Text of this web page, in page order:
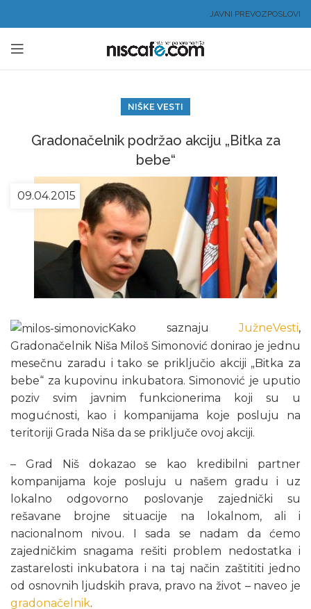
JAVNI PREVOZPOSLOVI
NIŠKE VESTI
Gradonačelnik podržao akciju „Bitka za
bebe“
09.04.2015
Kako saznajuJužneVesti,
Gradonačelnik Niša Miloš Simonović donirao je jednu
mesečnu zaradu i tako se priključio akciji „Bitka za
bebe“ za kupovinu inkubatora. Simonović je uputio
poziv svim javnim funkcionerima koji su u
mogućnosti, kao i kompanijama koje posluju na
teritoriji Grada Niša da se priključe ovoj akciji.
– Grad Niš dokazao se kao kredibilni partner
kompanijama koje posluju u našem gradu i uz
lokalno odgovorno poslovanje zajednički su
rešavane brojne situacije na lokalnom, ali i
nacionalnom nivou. I sada se nadam da ćemo
zajedničkim snagama rešiti problem nedostatka i
zastarelosti inkubatora i na taj način zaštititi jedno
od osnovnih ljudskih prava, pravo na život – naveo je
gradonačelnik.